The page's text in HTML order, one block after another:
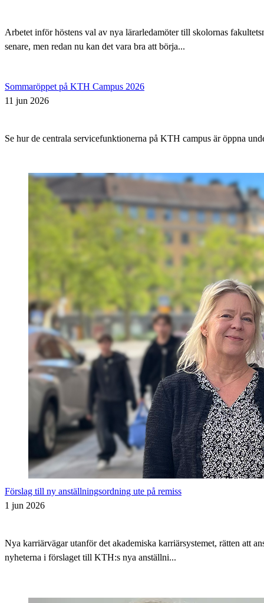
Arbetet inför höstens val av nya lärarledamöter till skolornas
senare, men redan nu kan det vara bra att börja...
Sommaröppet på KTH Campus 2026
11 jun 2026
Se hur de centrala servicefunktionerna på KTH campus är öppna
Förslag till ny anställningsordning ute på remiss
1 jun 2026
Nya karriärvägar utanför det akademiska karriärsystemet, rätten att
nyheterna i förslaget till KTH:s nya anställni...